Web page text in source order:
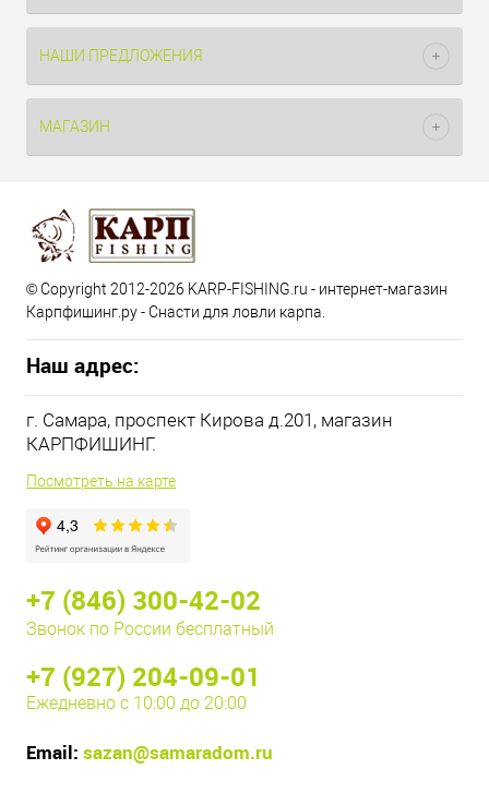
НАШИ ПРЕДЛОЖЕНИЯ
МАГАЗИН
© Copyright 2012-2026 KARP-FISHING.ru - интернет-магазин
Карпфишинг.ру - Снасти для ловли карпа.
Наш адрес:
г. Самара, проспект Кирова д.201, магазин
КАРПФИШИНГ.
Посмотреть на карте
+7 (846) 300-42-02
Звонок по России бесплатный
+7 (927) 204-09-01
Ежедневно с 10:00 до 20:00
Email: sazan@samaradom.ru